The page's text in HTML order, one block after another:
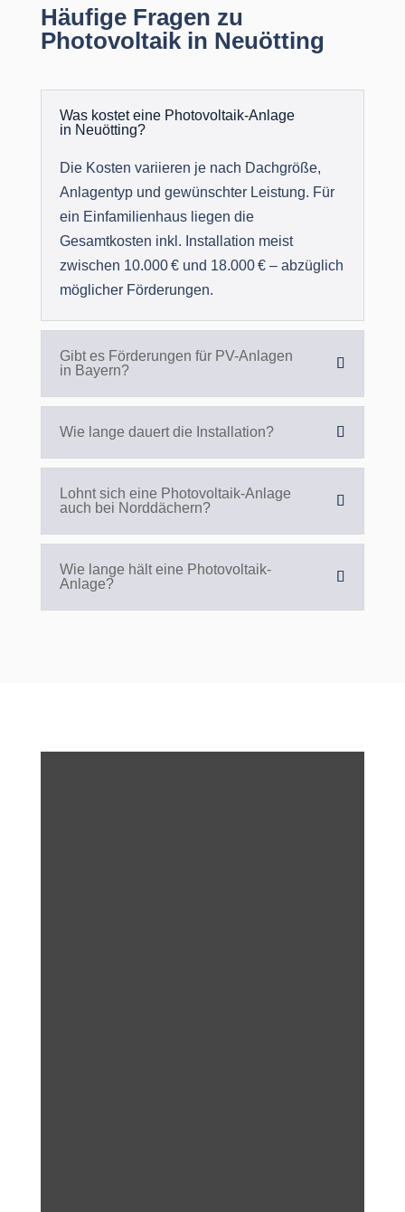
Häufige Fragen zu
Photovoltaik in Neuötting
Was kostet eine Photovoltaik-Anlage
in Neuötting?
Die Kosten variieren je nach Dachgröße,
Anlagentyp und gewünschter Leistung. Für
ein Einfamilienhaus liegen die
Gesamtkosten inkl. Installation meist
zwischen 10.000 € und 18.000 € – abzüglich
möglicher Förderungen.
Gibt es Förderungen für PV-Anlagen
in Bayern?
Wie lange dauert die Installation?
Lohnt sich eine Photovoltaik-Anlage
auch bei Norddächern?
Wie lange hält eine Photovoltaik-
Anlage?